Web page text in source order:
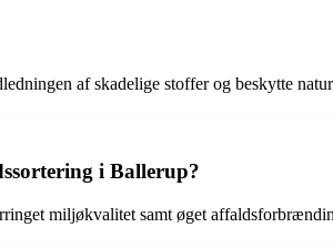
af skadelige stoffer og beskytte
i Ballerup?
miljøkvalitet samt øget